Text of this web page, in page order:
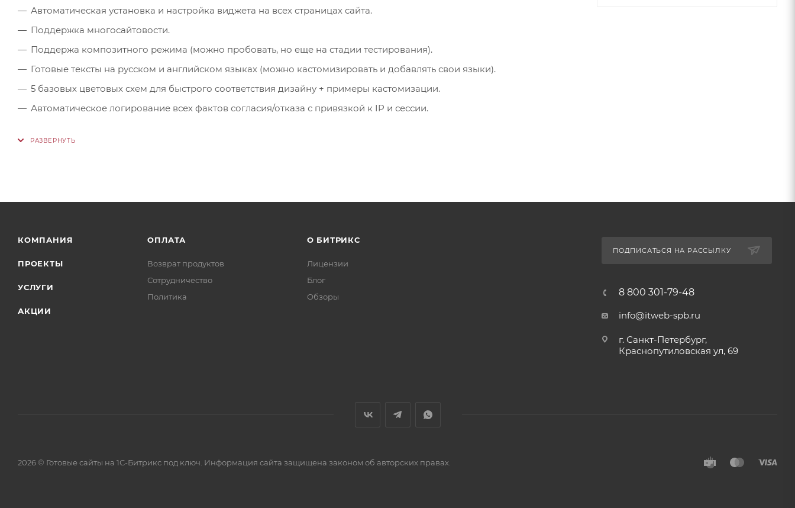
Автоматическая установка и настройка виджета на всех страницах сайта.
Поддержка многосайтовости.
Поддержа композитного режима (можно пробовать, но еще на стадии тестирования).
Готовые тексты на русском и английском языках (можно кастомизировать и добавлять свои языки).
5 базовых цветовых схем для быстрого соответствия дизайну + примеры кастомизации.
Автоматическое логирование всех фактов согласия/отказа с привязкой к IP и сессии.
КОМПАНИЯ
ПРОЕКТЫ
УСЛУГИ
АКЦИИ
ОПЛАТА
Возврат продуктов
Сотрудничество
Политика
О БИТРИКС
Лицензии
Блог
Обзоры
ПОДПИСАТЬСЯ НА РАССЫЛКУ
8 800 301-79-48
info@itweb-spb.ru
г. Санкт-Петербург,
Краснопутиловская ул, 69
2026 © Готовые сайты на 1С-Битрикс под ключ. Информация сайта защищена законом об авторских правах.